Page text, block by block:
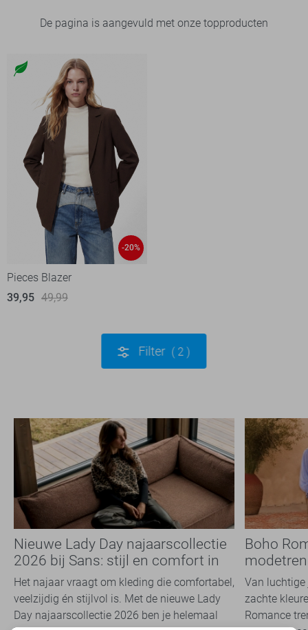
De pagina is aangevuld met onze topproducten
-20%
Pieces Blazer
39,95 49,99
Filter 2
Nieuwe Lady Day najaarscollectie
2026 bij Sans: stijl en comfort in
travelkwaliteit
Het najaar vraagt om kleding die comfortabel,
veelzijdig én stijlvol is. Met de nieuwe Lady
Day najaarscollectie 2026 ben je helemaal
Boho
overal
Van luchtige
zachte
Romance